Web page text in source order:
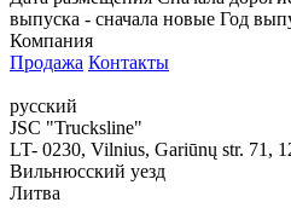
выпуска - сначала новые Год
Компания
Продажа Контакты
русский
JSC "Trucksline"
LT- 0230, Vilnius, Gariūnų str. 71,
Вильнюсский уезд
Литва